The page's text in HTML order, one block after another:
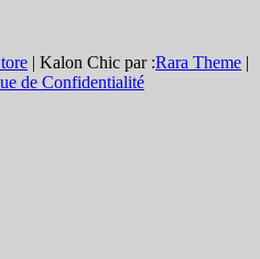
| Kalon Chic par :Rara Theme |
de Confidentialité